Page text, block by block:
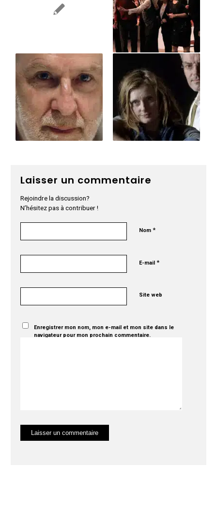
Laisser un commentaire
Rejoindre la discussion?
N’hésitez pas à contribuer !
Nom*
E-mail*
Site web
Enregistrer mon nom, mon e-mail et mon site dans le
navigateur pour mon prochain commentaire.